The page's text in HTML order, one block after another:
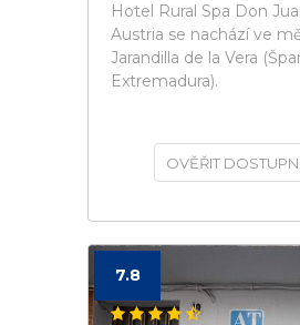
Hotel Rural Spa Don
Austria se nachází ve
Jarandilla de la Vera
Extremadura).
OVĚŘIT
7.8